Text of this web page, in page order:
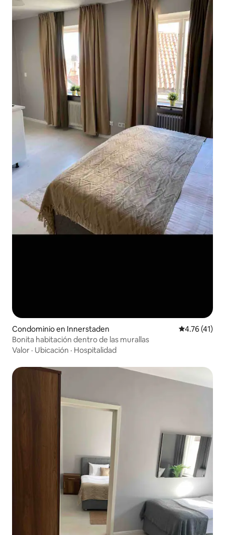
Condominio en Innerstaden Calificación
4.76 (41)
Bonita habitación dentro de las murallas
Valor · Ubicación · Hospitalidad